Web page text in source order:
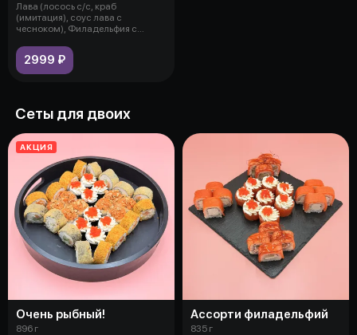
Лава (лосось с/с, краб
(имитация), соус лава с
чесноком), Филадельфия с
2999 ₽
Сеты для двоих
АКЦИЯ
Очень рыбный!
896 г
Ассорти филадельфий
835 г